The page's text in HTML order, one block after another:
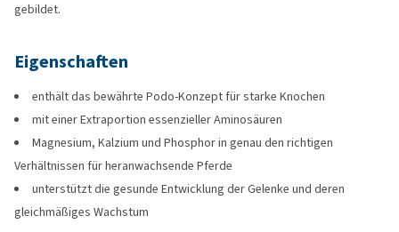
gebildet.
Eigenschaften
enthält das bewährte Podo-Konzept für starke Knochen
mit einer Extraportion essenzieller Aminosäuren
Magnesium, Kalzium und Phosphor in genau den richtigen
Verhältnissen für heranwachsende Pferde
unterstützt die gesunde Entwicklung der Gelenke und deren
gleichmäßiges Wachstum